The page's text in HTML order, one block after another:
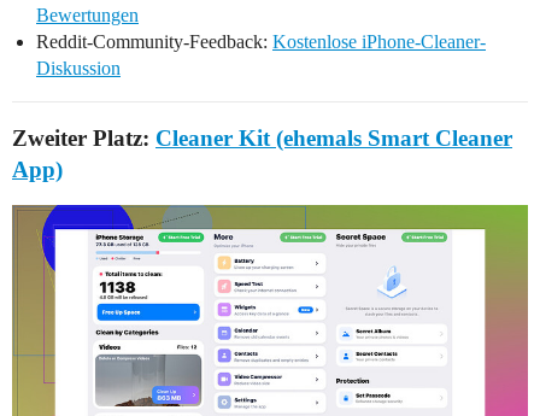
Bewertungen
Reddit-Community-Feedback: Kostenlose iPhone-Cleaner-
Diskussion
Zweiter Platz: Cleaner Kit (ehemals Smart Cleaner
App)